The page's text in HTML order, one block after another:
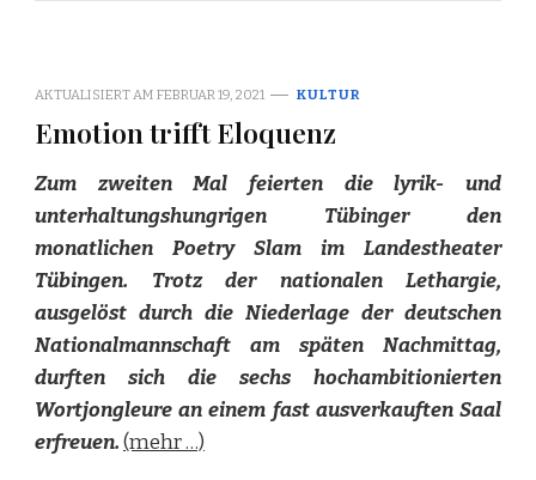
AKTUALISIERT AM FEBRUAR 19, 2021 KULTUR
Emotion trifft Eloquenz
Zum zweiten Mal feierten die lyrik- und
unterhaltungshungrigen Tübinger den
monatlichen Poetry Slam im Landestheater
Tübingen. Trotz der nationalen Lethargie,
ausgelöst durch die Niederlage der deutschen
Nationalmannschaft am späten Nachmittag,
durften sich die sechs hochambitionierten
Wortjongleure an einem fast ausverkauften Saal
erfreuen.(mehr …)